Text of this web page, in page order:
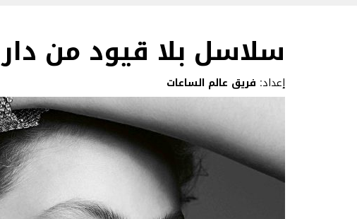
سلاسل بلا قيود من دار Hermès
إعداد: فريق عالم الساعات